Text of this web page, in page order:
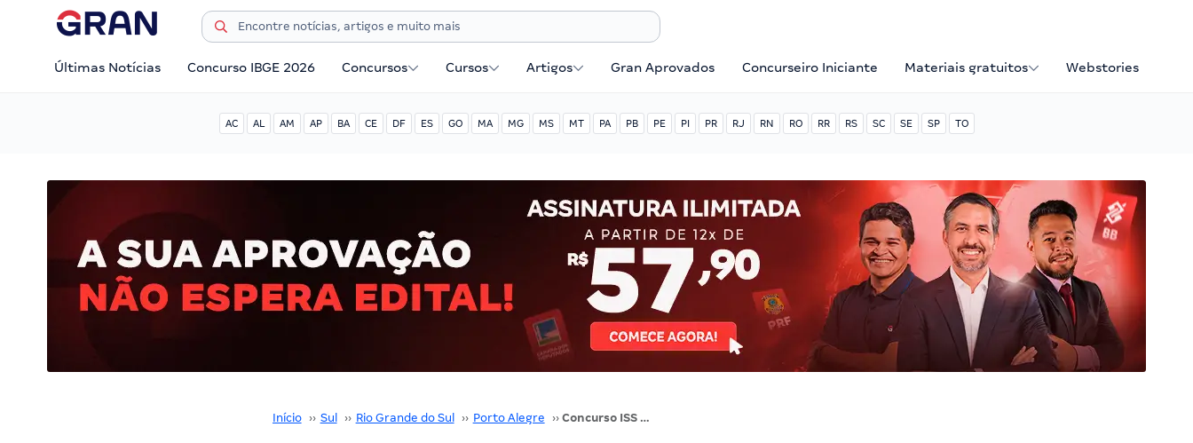
Últimas Notícias Concurso IBGE 2026 Concursos Cursos Artigos Gran Aprovados Concurseiro Iniciante Materiais gratuitos Webstories
AC AL AM AP BA CE DF ES GO MA MG MS MT PA PB PE PI PR RJ RN RO RR RS SC SE SP TO
Início ›› Sul ›› Rio Grande do Sul ›› Porto Alegre ›› Concurso ISS Tavares RS: inscrição aberta. CONFIRA!